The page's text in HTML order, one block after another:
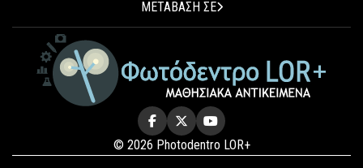
ΜΕΤΑΒΑΣΗ ΣΕ
© 2026 Photodentro LOR+